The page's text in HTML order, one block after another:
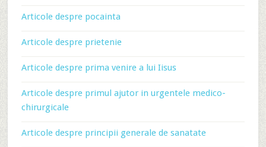
Articole despre pocainta
Articole despre prietenie
Articole despre prima venire a lui Iisus
Articole despre primul ajutor in urgentele medico-
chirurgicale
Articole despre principii generale de sanatate